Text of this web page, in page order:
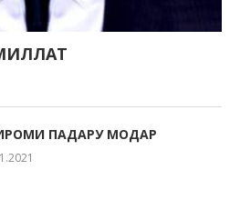
ПАДАРУ МОДАР